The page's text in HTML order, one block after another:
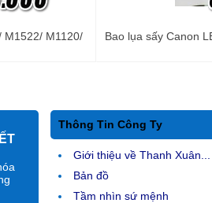
M1522/ M1120/
Bao lụa sấy Canon
Thông Tin Công Ty
Giới thiệu về Thanh Xuân...
Bản đồ
Tầm nhìn sứ mệnh